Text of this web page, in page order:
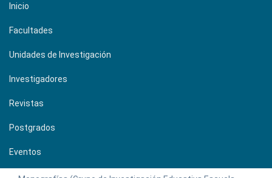
Inicio
Facultades
Unidades de Investigación
Investigadores
Revistas
Postgrados
Eventos